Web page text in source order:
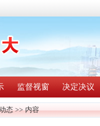
监督视窗 决定决议
态>> 内容